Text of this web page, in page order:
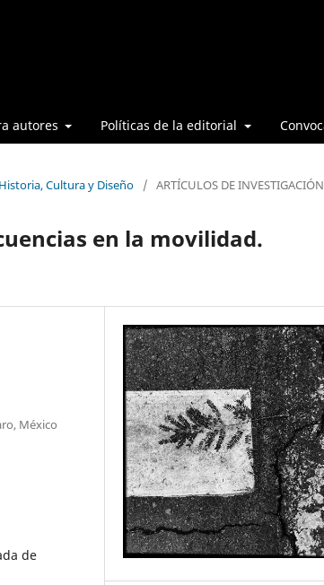
autores Políticas de la editorial
Cultura y Diseño / ARTÍCULOS DE INVESTIGACIÓN
en la movilidad.
México
de